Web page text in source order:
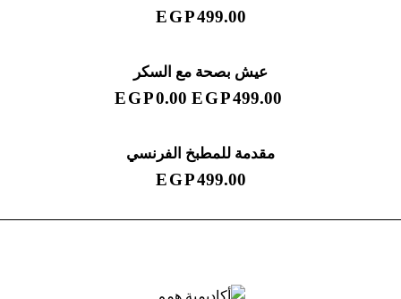
EGP499.00
عيش بصحة مع السكر
EGP499.00
EGP0.00
مقدمة للمطبخ الفرنسي
EGP499.00